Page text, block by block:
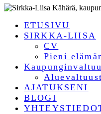
ETUSIVU
SIRKKA-LIISA
CV
Pieni
AJATUKSENI
BLOGI